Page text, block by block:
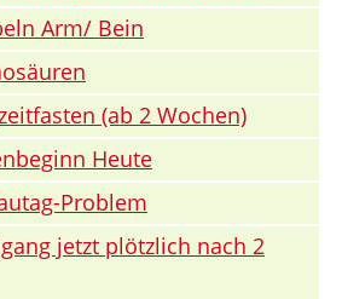
Arm/ Bein
(ab 2 Wochen)
Heute
Problem
jetzt plötzlich nach 2